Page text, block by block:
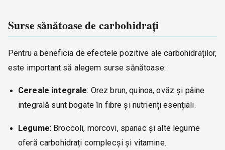
Surse sănătoase de carbohidrați
Pentru a beneficia de efectele pozitive ale carbohidraților,
este important să alegem surse sănătoase:
Cereale integrale: Orez brun, quinoa, ovăz și pâine
integrală sunt bogate în fibre și nutrienți esențiali.
Legume: Broccoli, morcovi, spanac și alte legume
oferă carbohidrați complecși și vitamine.